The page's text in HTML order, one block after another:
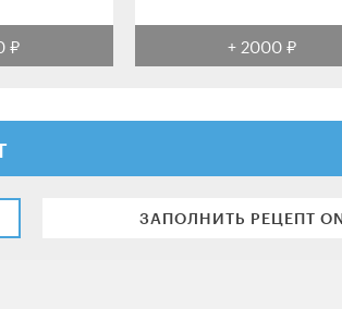
₽ + 2000 ₽
ЗАПОЛНИТЬ РЕЦЕПТ